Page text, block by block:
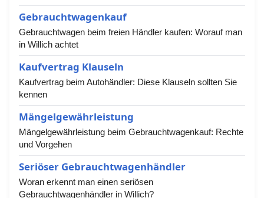
Gebrauchtwagenkauf
Gebrauchtwagen beim freien Händler kaufen: Worauf man
in Willich achtet
Kaufvertrag Klauseln
Kaufvertrag beim Autohändler: Diese Klauseln sollten Sie
kennen
Mängelgewährleistung
Mängelgewährleistung beim Gebrauchtwagenkauf: Rechte
und Vorgehen
Seriöser Gebrauchtwagenhändler
Woran erkennt man einen seriösen
Gebrauchtwagenhändler in Willich?